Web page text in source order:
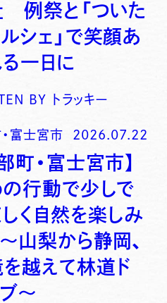
例祭と「ついた
シェ」で笑顔あ
一日に
BY トラッキー
富士宮市 2026.07.22
町・富士宮市】
行動で少しで
く自然を楽しみ
山梨から静岡、
越えて林道ド
〜